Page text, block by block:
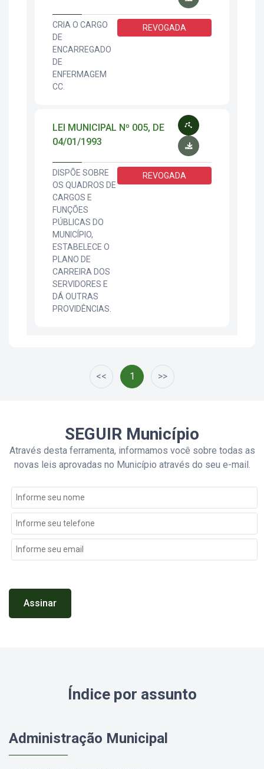
CRIA O CARGO
DE
ENCARREGADO
DE
ENFERMAGEM
CC.
REVOGADA
LEI MUNICIPAL Nº 005, DE
04/01/1993
DISPÕE SOBRE
OS QUADROS DE
CARGOS E
FUNÇÕES
PÚBLICAS DO
MUNICÍPIO,
ESTABELECE O
PLANO DE
CARREIRA DOS
SERVIDORES E
DÁ OUTRAS
PROVIDÊNCIAS.
REVOGADA
<< 1 >>
SEGUIR Município
Através desta ferramenta, informamos você sobre todas as
novas leis aprovadas no Município através do seu e-mail.
Assinar
Índice por assunto
Administração Municipal